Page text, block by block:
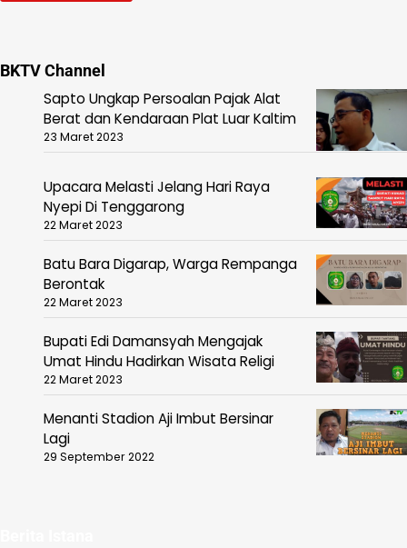
BKTV Channel
Sapto Ungkap Persoalan Pajak Alat
Berat dan Kendaraan Plat Luar Kaltim
23 Maret 2023
Upacara Melasti Jelang Hari Raya
Nyepi Di Tenggarong
22 Maret 2023
Batu Bara Digarap, Warga Rempanga
Berontak
22 Maret 2023
Bupati Edi Damansyah Mengajak
Umat Hindu Hadirkan Wisata Religi
22 Maret 2023
Menanti Stadion Aji Imbut Bersinar
Lagi
29 September 2022